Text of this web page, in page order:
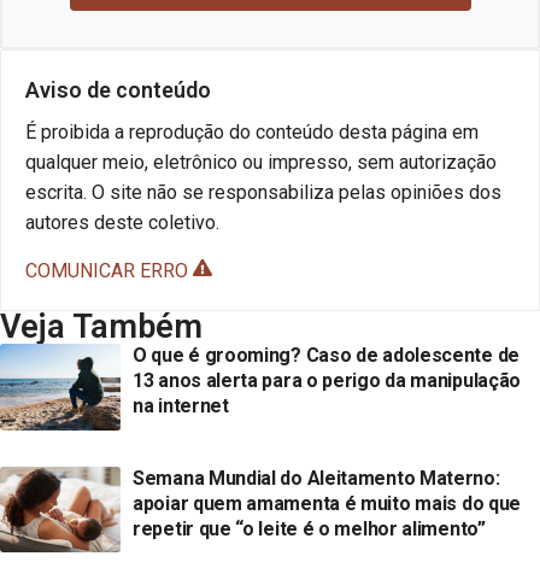
Aviso de conteúdo
É proibida a reprodução do conteúdo desta página em
qualquer meio, eletrônico ou impresso, sem autorização
escrita. O site não se responsabiliza pelas opiniões dos
autores deste coletivo.
COMUNICAR ERRO
Veja Também
O que é grooming? Caso de adolescente de
13 anos alerta para o perigo da manipulação
na internet
Semana Mundial do Aleitamento Materno:
apoiar quem amamenta é muito mais do que
repetir que “o leite é o melhor alimento”